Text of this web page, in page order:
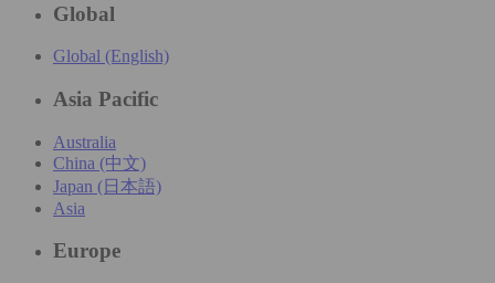
Global
Global (English)
Asia Pacific
Australia
China (中文)
Japan (日本語)
Asia
Europe